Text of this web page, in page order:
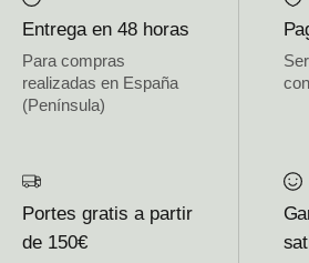
Entrega en 48 horas
Para compras
realizadas en España
(Península)
Portes gratis a partir
de 150€